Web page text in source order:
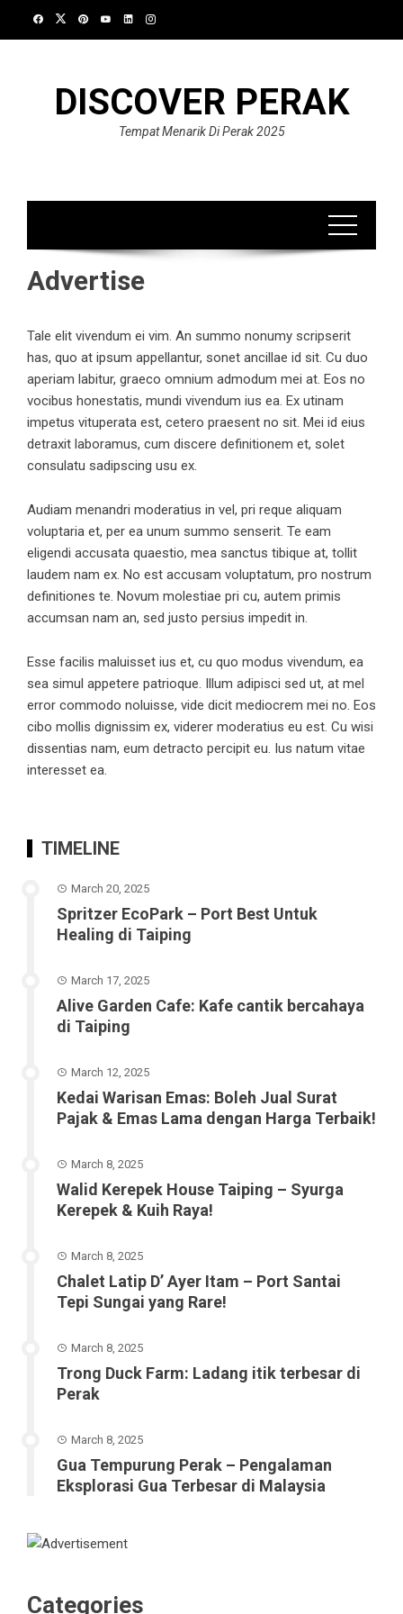
DISCOVER PERAK
Tempat Menarik Di Perak 2025
Advertise
Tale elit vivendum ei vim. An summo nonumy scripserit
has, quo at ipsum appellantur, sonet ancillae id sit. Cu duo
aperiam labitur, graeco omnium admodum mei at. Eos no
vocibus honestatis, mundi vivendum ius ea. Ex utinam
impetus vituperata est, cetero praesent no sit. Mei id eius
detraxit laboramus, cum discere definitionem et, solet
consulatu sadipscing usu ex.
Audiam menandri moderatius in vel, pri reque aliquam
voluptaria et, per ea unum summo senserit. Te eam
eligendi accusata quaestio, mea sanctus tibique at, tollit
laudem nam ex. No est accusam voluptatum, pro nostrum
definitiones te. Novum molestiae pri cu, autem primis
accumsan nam an, sed justo persius impedit in.
Esse facilis maluisset ius et, cu quo modus vivendum, ea
sea simul appetere patrioque. Illum adipisci sed ut, at mel
error commodo noluisse, vide dicit mediocrem mei no. Eos
cibo mollis dignissim ex, viderer moderatius eu est. Cu wisi
dissentias nam, eum detracto percipit eu. Ius natum vitae
interesset ea.
TIMELINE
March 20, 2025
Spritzer EcoPark – Port Best Untuk
Healing di Taiping
March 17, 2025
Alive Garden Cafe: Kafe cantik bercahaya
di Taiping
March 12, 2025
Kedai Warisan Emas: Boleh Jual Surat
Pajak & Emas Lama dengan Harga Terbaik!
March 8, 2025
Walid Kerepek House Taiping – Syurga
Kerepek & Kuih Raya!
March 8, 2025
Chalet Latip D’ Ayer Itam – Port Santai
Tepi Sungai yang Rare!
March 8, 2025
Trong Duck Farm: Ladang itik terbesar di
Perak
March 8, 2025
Gua Tempurung Perak – Pengalaman
Eksplorasi Gua Terbesar di Malaysia
Categories